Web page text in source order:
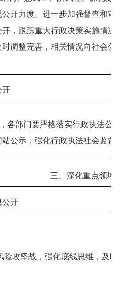
开力度。进一步加强督查和审
，跟踪重大行政决策实施情况
调整完善，相关情况向社会公
开
各部门要严格落实行政执法公
公示，强化行政执法社会监督
三、深化重点领域
公开
险攻坚战，强化底线思维，及时